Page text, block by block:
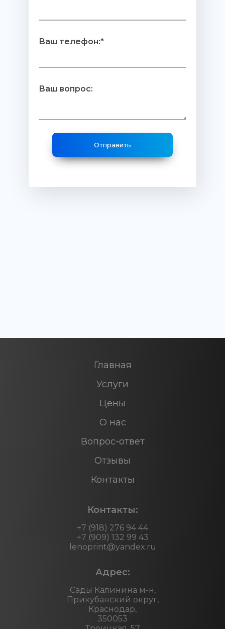
Ваш телефон:*
Ваш вопрос:
Контакты:
+7 (918) 276 94 44
+7 (909) 132 99 43
lenoprint@yandex.ru
Адрес:
Сады Калинина м-н,
Прикубанский округ,
Краснодар,
350053
Главная
Услуги
Цены
О нас
Вопрос-ответ
Отзывы
Контакты